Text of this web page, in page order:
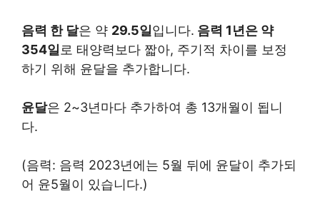
음력 한 달은 약 29.5일 입니다. 음력 1년은 약
354일 로 태양력보다 짧아, 주기적 차이를 보정
하기 위해 윤달을 추가합니다.
윤달은 2~3년마다 추가하여 총 13개월이 됩니
다.
(음력: 음력 2023년에는 5월 뒤에 윤달이 추가되
어 윤5월이 있습니다.)